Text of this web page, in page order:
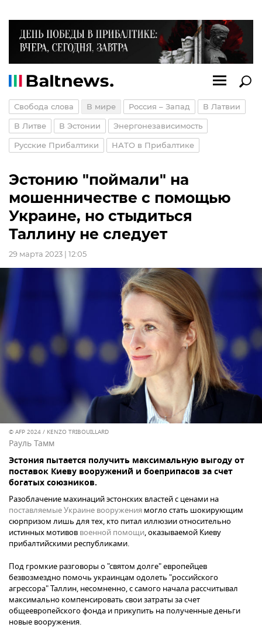
Свобода слова В мире Россия – Запад В Латвии
В Литве В Эстонии Энергонезависимость
Русские Прибалтики НАТО в Прибалтике
Эстонию "поймали" на
мошенничестве с помощью
Украине, но стыдиться
Таллину не следует
29 марта 2023 | 12:05
© AFP 2024 / KENZO TRIBOUILLARD
Рауль Тамм
Эстония пытается получить максимальную выгоду от
поставок Киеву вооружений и боеприпасов за счет
богатых союзников.
Разоблачение махинаций эстонских властей с ценами на
поставляемые Украине вооружения могло стать шокирующим
сюрпризом лишь для тех, кто питал иллюзии относительно
истинных мотивов военной помощи, оказываемой Киеву
прибалтийскими республиками.
Под громкие разговоры о "святом долге" европейцев
безвозмездно помочь украинцам одолеть "российского
агрессора" Таллин, несомненно, с самого начала рассчитывал
максимально компенсировать свои затраты за счет
общеевропейского фонда и прикупить на полученные деньги
новые вооружения.